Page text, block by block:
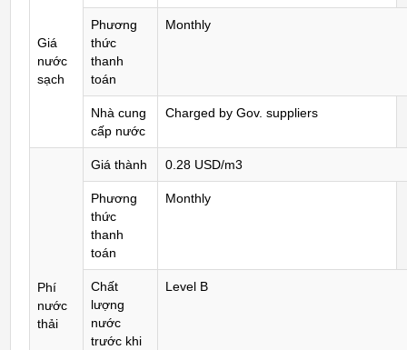
Giá
nước
sạch
Phương
thức
thanh
toán
Monthly
Nhà cung
cấp nước
Charged by Gov. suppliers
Phí
nước
thải
Giá thành 0.28 USD/m3
Phương
thức
thanh
toán
Monthly
Chất
lượng
nước
trước khi
Level B